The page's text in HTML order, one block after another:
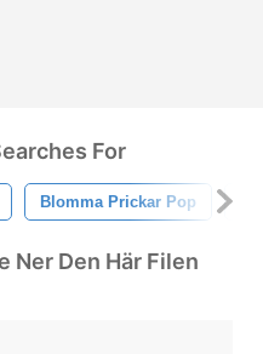
For
Blomma Prickar Pop
Ner Den Här Filen